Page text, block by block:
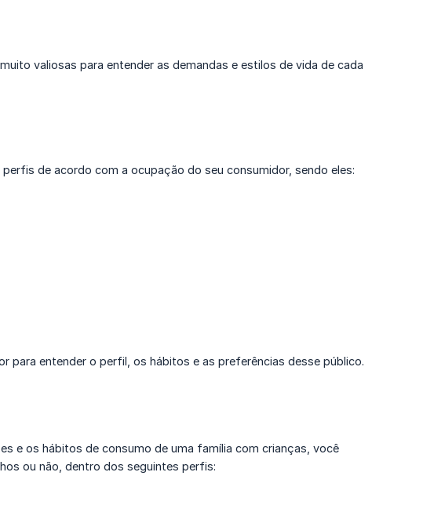
valiosas para entender as demandas e estilos de vida de cada
de acordo com a ocupação do seu consumidor, sendo eles:
para entender o perfil, os hábitos e as preferências desse público.
e os hábitos de consumo de uma família com crianças, você
ou não, dentro dos seguintes perfis: